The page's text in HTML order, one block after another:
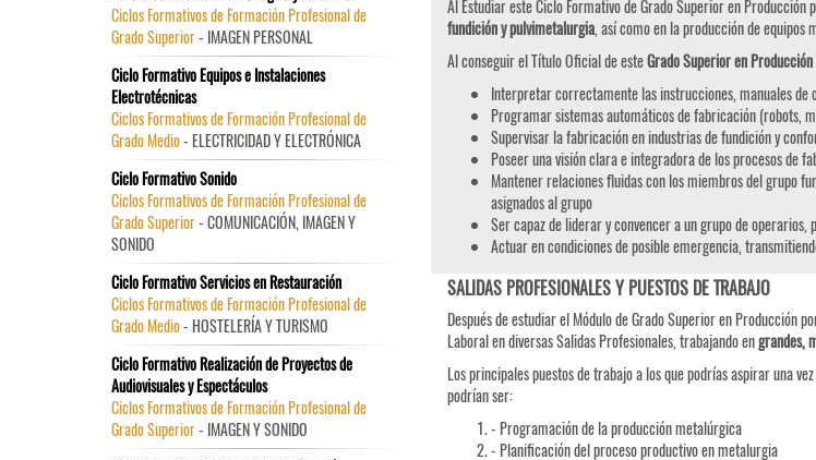
Al Estudiar este Ciclo Formativo de Grado Superior en
fundición y pulvimetalurgia, así como en la producción de equipos
Al conseguir el Título Oficial de esteGrado Superior en
Interpretar correctamente las instrucciones, manuales de
Programar sistemas automáticos de fabricación (robots,
Supervisar la fabricación en industrias de fundición y
Poseer una visión clara e integradora de los procesos de
Mantener relaciones fluidas con los miembros del grupo
asignados al grupo
Ser capaz de liderar y convencer a un grupo de
Actuar en condiciones de posible emergencia,
SALIDAS PROFESIONALES Y PUESTOS DE TRABAJO
Después de estudiar el Módulo de Grado Superior en Producción
Laboral en diversas Salidas Profesionales, trabajando engrandes,
Los principales puestos de trabajo a los que podrías aspirar una
podrían ser:
- Programación de la producción metalúrgica
- Planificación del proceso productivo en metalurgia
Ciclos Formativos de Formación Profesional de
Grado Superior- IMAGEN PERSONAL
Ciclo Formativo Equipos e Instalaciones
Electrotécnicas
Ciclos Formativos de Formación Profesional de
Grado Medio- ELECTRICIDAD Y ELECTRÓNICA
Ciclo Formativo Sonido
Ciclos Formativos de Formación Profesional de
Grado Superior- COMUNICACIÓN, IMAGEN Y
SONIDO
Ciclo Formativo Servicios en Restauración
Ciclos Formativos de Formación Profesional de
Grado Medio- HOSTELERÍA Y TURISMO
Ciclo Formativo Realización de Proyectos de
Audiovisuales y Espectáculos
Ciclos Formativos de Formación Profesional de
Grado Superior- IMAGEN Y SONIDO